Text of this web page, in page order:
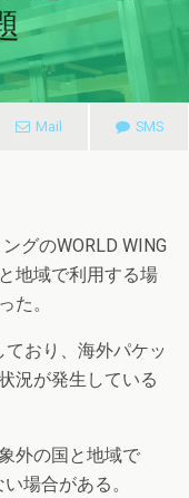
Mail SMS
グのWORLD WING
地域で利用する場
た。
おり、海外パケッ
況が発生している
外の国と地域で
場合がある。